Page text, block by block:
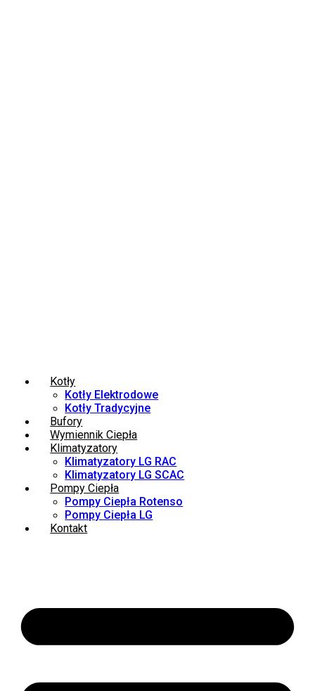
Kotły
Kotły Elektrodowe
Kotły Tradycyjne
Bufory
Wymiennik Ciepła
Klimatyzatory
Klimatyzatory LG RAC
Klimatyzatory LG SCAC
Pompy Ciepła
Pompy Ciepła Rotenso
Pompy Ciepła LG
Kontakt